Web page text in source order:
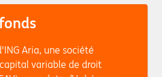
Aria, une société
variable de droit